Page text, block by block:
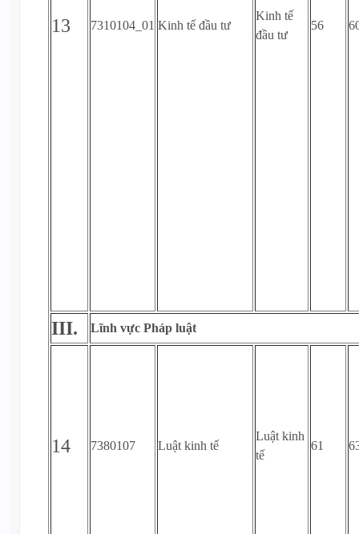
13 7310104_01 Kinh tế đầu tư
Kinh tế
đầu tư
56
III. Lĩnh vực Pháp luật
14 7380107 Luật kinh tế
Luật kinh
tế
61